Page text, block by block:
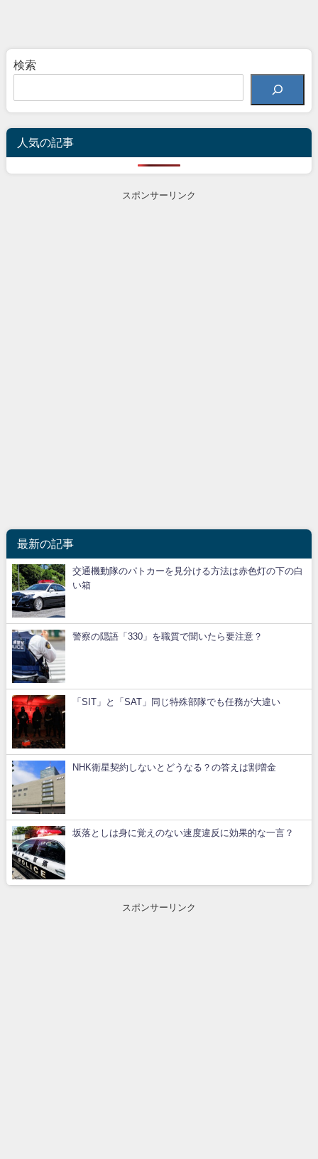
検索
人気の記事
スポンサーリンク
最新の記事
交通機動隊のパトカーを見分ける方法は赤色灯の下の白
い箱
警察の隠語「330」を職質で聞いたら要注意？
「SIT」と「SAT」同じ特殊部隊でも任務が大違い
NHK衛星契約しないとどうなる？の答えは割増金
坂落としは身に覚えのない速度違反に効果的な一言？
スポンサーリンク